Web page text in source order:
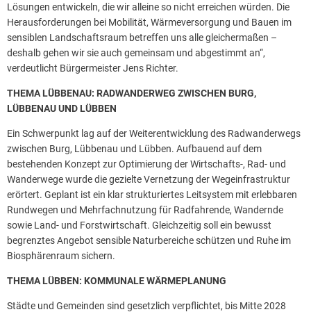
Lösungen entwickeln, die wir alleine so nicht erreichen würden. Die
Herausforderungen bei Mobilität, Wärmeversorgung und Bauen im
sensiblen Landschaftsraum betreffen uns alle gleichermaßen –
deshalb gehen wir sie auch gemeinsam und abgestimmt an“,
verdeutlicht Bürgermeister Jens Richter.
THEMA LÜBBENAU: RADWANDERWEG ZWISCHEN BURG,
LÜBBENAU UND LÜBBEN
Ein Schwerpunkt lag auf der Weiterentwicklung des Radwanderwegs
zwischen Burg, Lübbenau und Lübben. Aufbauend auf dem
bestehenden Konzept zur Optimierung der Wirtschafts-, Rad- und
Wanderwege wurde die gezielte Vernetzung der Wegeinfrastruktur
erörtert. Geplant ist ein klar strukturiertes Leitsystem mit erlebbaren
Rundwegen und Mehrfachnutzung für Radfahrende, Wandernde
sowie Land- und Forstwirtschaft. Gleichzeitig soll ein bewusst
begrenztes Angebot sensible Naturbereiche schützen und Ruhe im
Biosphärenraum sichern.
THEMA LÜBBEN: KOMMUNALE WÄRMEPLANUNG
Städte und Gemeinden sind gesetzlich verpflichtet, bis Mitte 2028